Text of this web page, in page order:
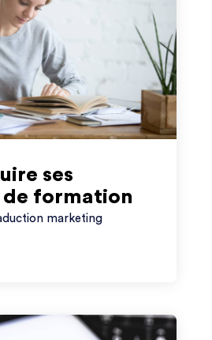
ses
formation
marketing